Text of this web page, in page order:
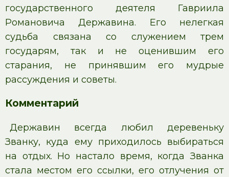
государственного деятеля Гавриила
Романовича Державина. Его нелегкая
судьба связана со служением трем
государям, так и не оценившим его
старания, не принявшим его мудрые
рассуждения и советы.
Комментарий
Державин всегда любил деревеньку
Званку, куда ему приходилось выбираться
на отдых. Но настало время, когда Званка
стала местом его ссылки, его отлучения от